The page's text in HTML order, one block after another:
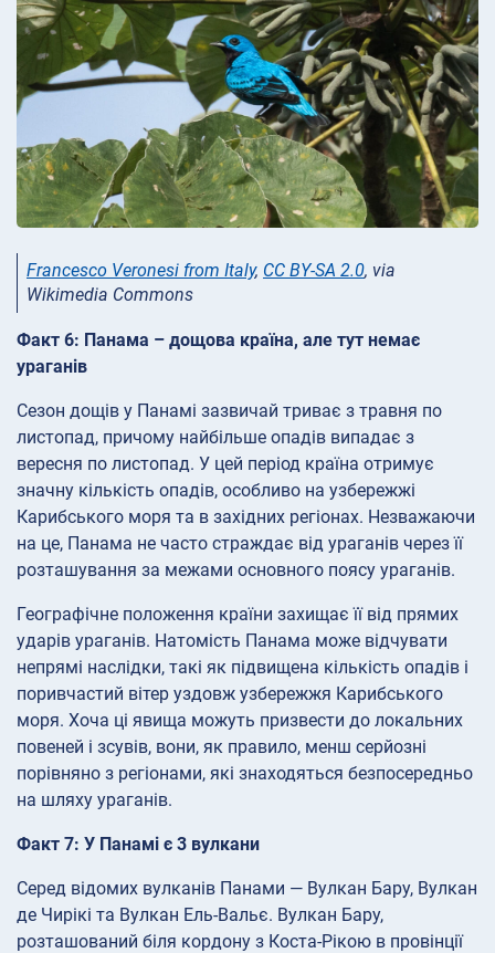
Francesco Veronesi from Italy, CC BY-SA 2.0, via
Wikimedia Commons
Факт 6: Панама – дощова країна, але тут немає
ураганів
Сезон дощів у Панамі зазвичай триває з травня по
листопад, причому найбільше опадів випадає з
вересня по листопад. У цей період країна отримує
значну кількість опадів, особливо на узбережжі
Карибського моря та в західних регіонах. Незважаючи
на це, Панама не часто страждає від ураганів через її
розташування за межами основного поясу ураганів.
Географічне положення країни захищає її від прямих
ударів ураганів. Натомість Панама може відчувати
непрямі наслідки, такі як підвищена кількість опадів і
поривчастий вітер уздовж узбережжя Карибського
моря. Хоча ці явища можуть призвести до локальних
повеней і зсувів, вони, як правило, менш серйозні
порівняно з регіонами, які знаходяться безпосередньо
на шляху ураганів.
Факт 7: У Панамі є 3 вулкани
Серед відомих вулканів Панами — Вулкан Бару, Вулкан
де Чирікі та Вулкан Ель-Вальє. Вулкан Бару,
розташований біля кордону з Коста-Рікою в провінції